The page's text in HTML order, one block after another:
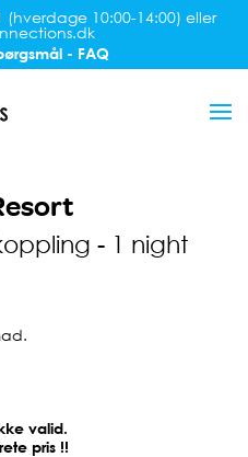
(hverdage 10:00-14:00) eller
- FAQ
- 1 night
valid.
pris !!